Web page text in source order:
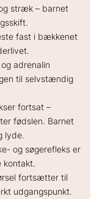
stræk – barnet
fast i bækkenet
adrenalin
til selvstændig
fortsat –
fødslen. Barnet
lyde.
og søgerefleks er
kontakt.
fortsætter til
udgangspunkt.